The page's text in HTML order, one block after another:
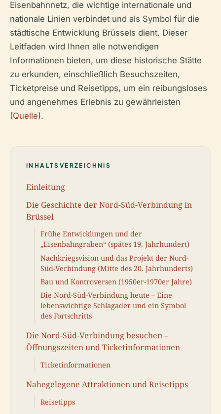
Eisenbahnnetz, die wichtige internationale und
nationale Linien verbindet und als Symbol für die
städtische Entwicklung Brüssels dient. Dieser
Leitfaden wird Ihnen alle notwendigen
Informationen bieten, um diese historische Stätte
zu erkunden, einschließlich Besuchszeiten,
Ticketpreise und Reisetipps, um ein reibungsloses
und angenehmes Erlebnis zu gewährleisten
(Quelle).
INHALTSVERZEICHNIS
Einleitung
Die Geschichte der Nord-Süd-Verbindung in
Brüssel
Frühe Entwicklungen und der
„Eisenbahngraben“ (spätes 19. Jahrhundert)
Nachkriegsvision und das Projekt der Nord-
Süd-Verbindung (Mitte des 20. Jahrhunderts)
Bau und Kontroversen (1950er-1970er Jahre)
Die Nord-Süd-Verbindung heute – Eine
lebenswichtige Schlagader und ein Symbol
des Fortschritts
Die Nord-Süd-Verbindung besuchen –
Öffnungszeiten und Ticketinformationen
Ticketinformationen
Nahegelegene Attraktionen und Reisetipps
Reisetipps